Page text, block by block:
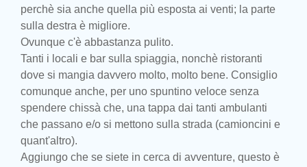
perchè sia anche quella più esposta ai venti; la parte
sulla destra è migliore.
Ovunque c'è abbastanza pulito.
Tanti i locali e bar sulla spiaggia, nonchè ristoranti
dove si mangia davvero molto, molto bene. Consiglio
comunque anche, per uno spuntino veloce senza
spendere chissà che, una tappa dai tanti ambulanti
che passano e/o si mettono sulla strada (camioncini e
quant'altro).
Aggiungo che se siete in cerca di avventure, questo è